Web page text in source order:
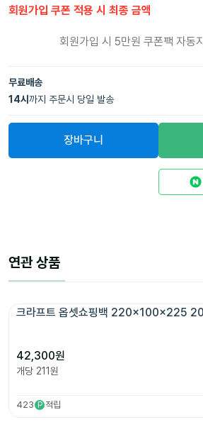
회원가입 쿠폰 적용 시 최종 금액
회원가입 시 5만원 쿠폰팩 자동
무료배송
14시 까지 주문시 당일 발송
장바구니
연관 상품
크라프트 옵셋쇼핑백 220x100x225
42,300원
개당 211원
423 P 적립